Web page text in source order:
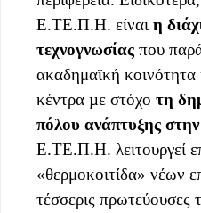
Ε.ΤΕ.Π.Η. είναι η
τεχνογνωσίας που
ακαδημαϊκή κοινότητα
κέντρα µε στόχο τη
πόλου ανάπτυξης
Ε.ΤΕ.Π.Η. λειτουργεί
«θερμοκοιτίδα» νέων
τέσσερις πρωτεύουσες